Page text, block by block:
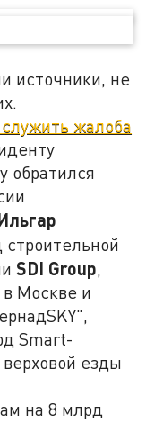
источники, не
жалоба
обратился
SDI Group,
в Москве и
Smart-
езды
на 8 млрд